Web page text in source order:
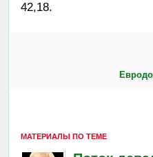
42,18.
МАТЕРИАЛЫ ПО ТЕМЕ